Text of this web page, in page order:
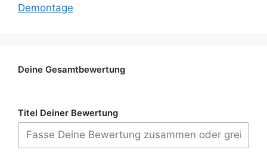
Demontage
Deine Gesamtbewertung
Titel Deiner Bewertung